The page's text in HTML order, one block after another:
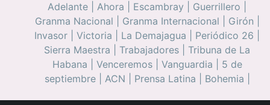
Adelante Ahora Escambray Guerrillero
Granma Nacional
Granma Internacional Girón
Invasor
Victoria La Demajagua Periódico 26
Sierra Maestra
Trabajadores
Tribuna de La
Habana
Venceremos| Vanguardia
5 de
septiembre| ACN Prensa Latina Bohemia